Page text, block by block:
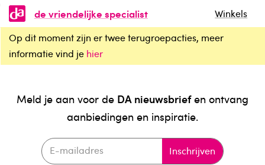
de vriendelijke specialist
Winkels
Op dit moment zijn er twee terugroepacties, meer
informatie vind je hier
Meld je aan voor de DA nieuwsbriefen ontvang
aanbiedingen en inspiratie.
Inschrijven